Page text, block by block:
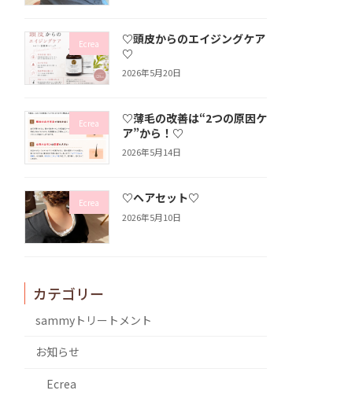
Ecrea
♡頭皮からのエイジングケア
♡
2026年5月20日
Ecrea
♡薄毛の改善は“2つの原因ケ
ア”から！♡
2026年5月14日
Ecrea ♡ヘアセット♡
2026年5月10日
カテゴリー
sammyトリートメント
お知らせ
Ecrea